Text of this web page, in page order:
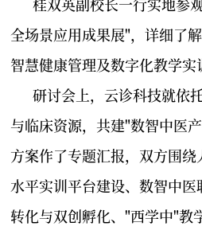
全场景应用成果展"，详细了
智慧健康管理及数字化教学实
研讨会上，云诊科技就依
与临床资源，共建"数智中医
方案作了专题汇报，双方围
水平实训平台建设、数智中
转化与双创孵化、"西学中"教